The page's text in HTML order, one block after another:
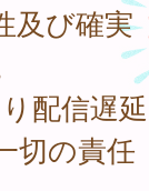
及び確実
配信遅延
切の責任